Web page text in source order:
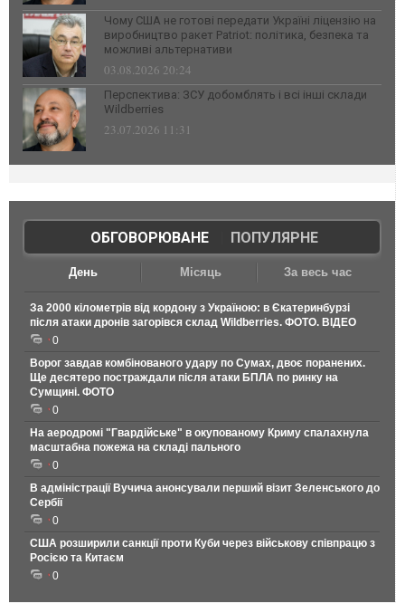
Чому США не готові передати Україні ліцензію на
виробництво ракет Patriot: політика, безпека та
можливі альтернативи
03.08.2026 20:24
Перспектива: ЗСУ добомблять і всі інші склади
Wildberries
23.07.2026 11:31
ОБГОВОРЮВАНЕ| ПОПУЛЯРНЕ
День Місяць За весь час
За 2000 кілометрів від кордону з Україною: в Єкатеринбурзі
після атаки дронів загорівся склад Wildberries. ФОТО. ВІДЕО
0
Ворог завдав комбінованого удару по Сумах, двоє поранених.
Ще десятеро постраждали після атаки БПЛА по ринку на
Сумщині. ФОТО
0
На аеродромі "Гвардійське" в окупованому Криму спалахнула
масштабна пожежа на складі пального
0
В адміністрації Вучича анонсували перший візит Зеленського до
Сербії
0
США розширили санкції проти Куби через військову співпрацю з
Росією та Китаєм
0